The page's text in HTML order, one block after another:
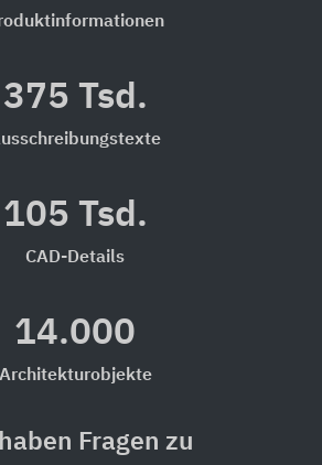
375 Tsd.
105 Tsd.
CAD-Details
14.000
Architekturobjekte
Fragen zu